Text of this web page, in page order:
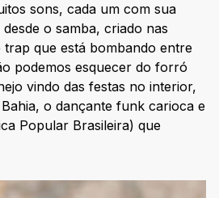
sons, cada um com sua
o samba, criado nas
trap que está bombando entre
podemos esquecer do forró
vindo das festas no interior,
o dançante funk carioca e
Popular Brasileira) que